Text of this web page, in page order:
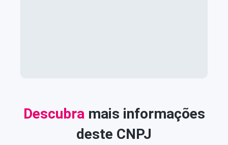
Descubra mais informações
deste CNPJ